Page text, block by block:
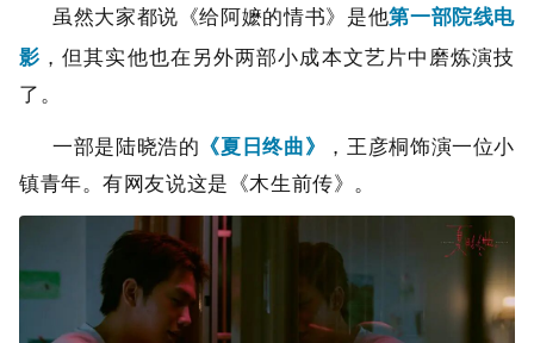
虽然大家都说《给阿嬷的情书》是他第一部院线电
影 ，但其实他也在另外两部小成本文艺片中磨炼演技
了。
一部是陆晓浩的 《夏日终曲》
，王彦桐饰演一位小
镇青年。有网友说这是《木生前传》。